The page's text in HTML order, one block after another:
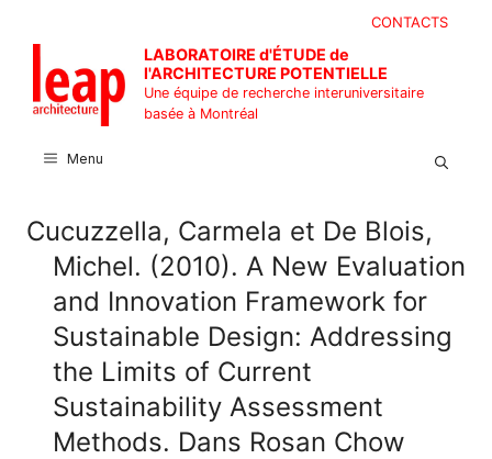
contenu
CONTACTS
LABORATOIRE d'ÉTUDE de
l'ARCHITECTURE POTENTIELLE
Une équipe de recherche interuniversitaire
basée à Montréal
Menu
Cucuzzella, Carmela et De Blois,
Michel. (2010). A New Evaluation
and Innovation Framework for
Sustainable Design: Addressing
the Limits of Current
Sustainability Assessment
Methods. Dans Rosan Chow